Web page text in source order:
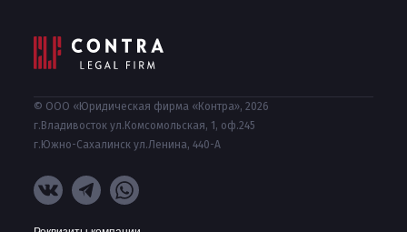
© ООО «Юридическая фирма «Контра», 2026
г.Владивосток ул.Комсомольская, 1, оф.245
г.Южно-Сахалинск ул.Ленина, 440-А